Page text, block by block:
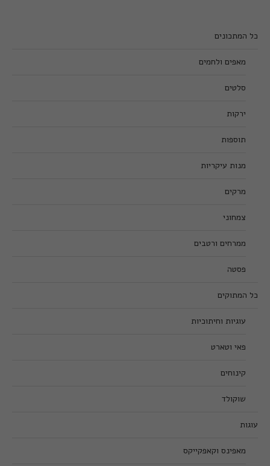
כל המתכונים
מאפים ולחמים
סלטים
ירקות
תוספות
מנות עיקריות
מרקים
צמחוני
ממרחים ורטבים
פסטה
כל המתוקים
עוגיות וחיתוכיות
פאי וטארט
קינוחים
שוקולד
עוגות
מאפינס וקאפקייקס